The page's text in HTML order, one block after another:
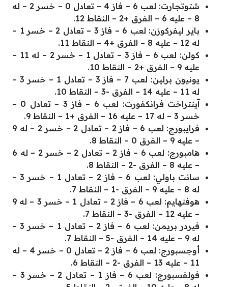
شتوتجارت: لعب 6 – فاز 4 – تعادل 0 – خسر 2 – له
8 – عليه 6 – الفرق +2 – النقاط 12.
باير ليفركوزن: لعب 6 – فاز 3 – تعادل 2 – خسر 1 –
له 12 – عليه 8 – الفرق +4 – النقاط 11.
كولن: لعب 6 – فاز 3 – تعادل 1 – خسر 2 – له 11 –
عليه 9 – الفرق +2 – النقاط 10.
يونيون برلين: لعب 7 – فاز 3 – تعادل 1 – خسر 3 –
له 11 – عليه 14 – الفرق -3 – النقاط 10.
آينتراخت فرانكفورت: لعب 6 – فاز 3 – تعادل 0 –
خسر 3 – له 17 – عليه 16 – الفرق +1 – النقاط 9.
فرايبورج: لعب 6 – فاز 2 – تعادل 2 – خسر 2 – له 9
– عليه 9 – الفرق 0 – النقاط 8.
هامبورج: لعب 6 – فاز 2 – تعادل 2 – خسر 2 – له 6
– عليه 8 – الفرق -2 – النقاط 8.
سانت باولي: لعب 6 – فاز 2 – تعادل 1 – خسر 3 –
له 8 – عليه 9 – الفرق -1 – النقاط 7.
هوفنهايم: لعب 6 – فاز 2 – تعادل 1 – خسر 3 – له 9
– عليه 12 – الفرق -3 – النقاط 7.
فيردر بريمن: لعب 6 – فاز 2 – تعادل 1 – خسر 3 –
له 9 – عليه 14 – الفرق -5 – النقاط 7.
أوجسبورج: لعب 6 – فاز 2 – تعادل 0 – خسر 4 – له
11 – عليه 13 – الفرق -2 – النقاط 6.
فولفسبورج: لعب 6 – فاز 1 – تعادل 2 – خسر 3 –